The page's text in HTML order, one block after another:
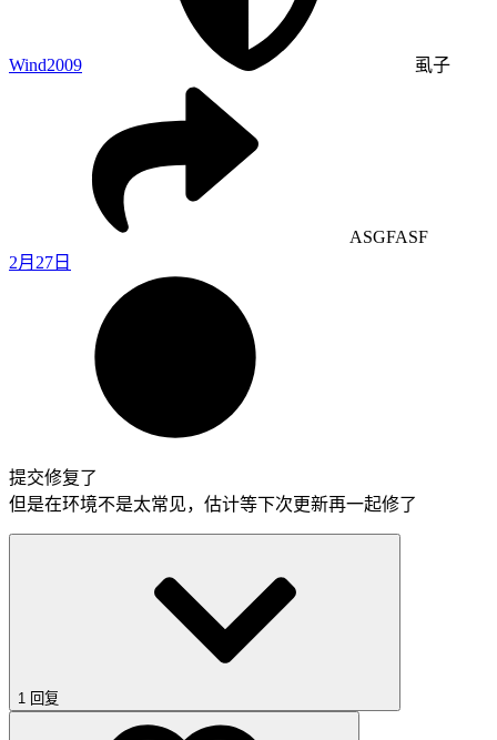
Wind2009 虱子
ASGFASF
2月27日
提交修复了
但是在环境不是太常见，估计等下次更新再一起修了
1 回复